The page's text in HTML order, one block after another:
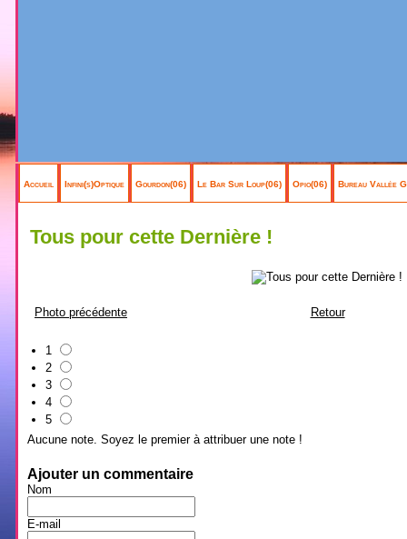
Accueil Infini(s)Optique Gourdon(06) Le Bar Sur Loup(06) Opio(06) Bureau Vallée
Tous pour cette Dernière !
Photo précédente Retour
1
2
3
4
5
Aucune note. Soyez le premier à attribuer une note !
Ajouter un commentaire
Nom
E-mail